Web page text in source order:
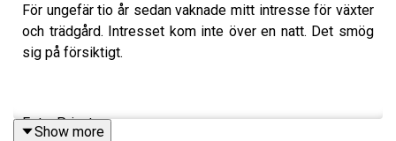
För ungefär tio år sedan vaknade mitt intresse för växter
och trädgård. Intresset kom inte över en natt. Det smög
sig på försiktigt.
Foto: Privat
Show more